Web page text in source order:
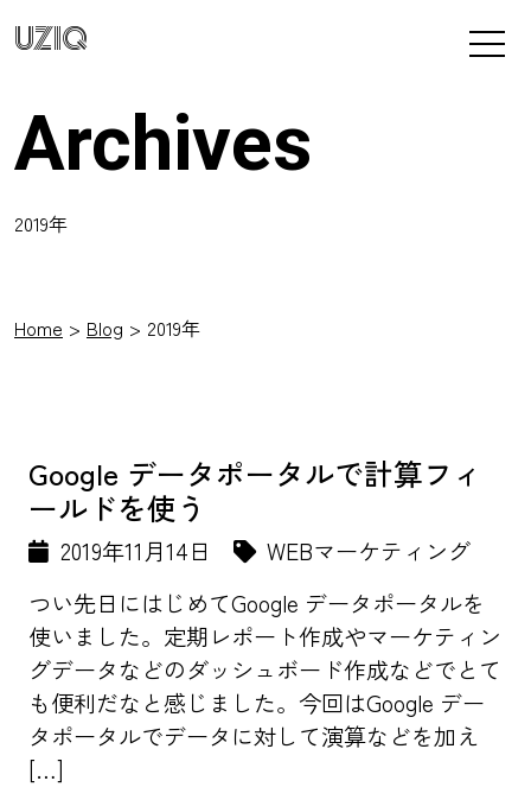
UZIQ
Archives
2019年
Home Blog 2019年
Google データポータルで計算フィ
ールドを使う
2019年11月14日
WEBマーケティング
つい先日にはじめてGoogle データポータルを
使いました。定期レポート作成やマーケティン
グデータなどのダッシュボード作成などでとて
も便利だなと感じました。今回はGoogle デー
タポータルでデータに対して演算などを加え
[…]